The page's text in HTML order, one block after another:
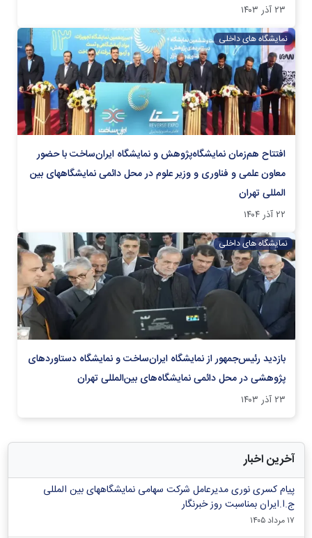
۲۳ آذر ۱۴۰۳
نمایشگاه های داخلی
افتتاح هم‌زمان نمایشگاه‌پژوهش و نمایشگاه ایران‌ساخت با حضور
معاون علمی و فناوری و وزیر علوم در محل دائمی نمایشگاههای بین
المللی تهران
۲۲ آذر ۱۴۰۴
نمایشگاه های داخلی
بازدید رئیس‌جمهور از نمایشگاه ایران‌ساخت و نمایشگاه دستاوردهای
پژوهشی در محل دائمی نمایشگاه‌های بین‌المللی تهران
۲۳ آذر ۱۴۰۳
آخرین اخبار
پیام کسری نوری مدیرعامل شرکت سهامی نمایشگاههای بین المللی
ج.ا.ایران بمناسبت روز خبرنگار
۱۷ مرداد ۱۴۰۵